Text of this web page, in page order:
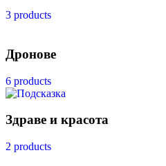
3 products
Дронове
6 products
Здраве и красота
2 products